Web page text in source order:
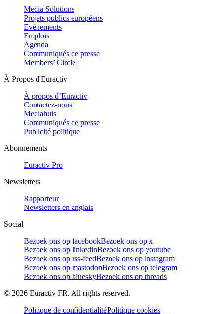
Media Solutions
Projets publics européens
Evénements
Emplois
Agenda
Communiqués de presse
Members’ Circle
À Propos d'Euractiv
À propos d’Euractiv
Contactez-nous
Mediahuis
Communiqués de presse
Publicité politique
Abonnements
Euractiv Pro
Newsletters
Rapporteur
Newsletters en anglais
Social
Bezoek ons op facebookBezoek ons op x
Bezoek ons op linkedinBezoek ons op youtube
Bezoek ons op rss-feedBezoek ons op instagram
Bezoek ons op mastodonBezoek ons op telegram
Bezoek ons op blueskyBezoek ons op threads
© 2026 Euractiv FR. All rights reserved.
Politique de confidentialitéPolitique cookies